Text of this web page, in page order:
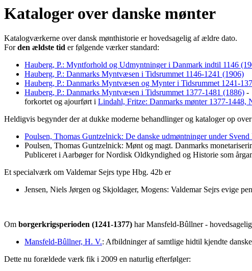
Kataloger over danske mønter
Katalogværkerne over dansk mønthistorie er hovedsagelig af ældre dato.
Forden ældste tid er følgende værker standard:
Hauberg, P.: Myntforhold og Udmyntninger i Danmark indtil 1146
Hauberg, P.: Danmarks Myntvæsen i Tidsrummet 1146-1241 (1906)
Hauberg, P.: Danmarks Myntvæsen og Mynter i Tidsrummet 1241-
Hauberg, P.: Danmarks Myntvæsen i Tidsrummet 1377-1481 (1886) -
forkortet og ajourført i Lindahl, Fritze: Danmarks mønter 1377-1448,
Heldigvis begynder der at dukke moderne behandlinger og kataloger op
Poulsen, Thomas Guntzelnick: De danske udmøntninger under
Poulsen, Thomas Guntzelnick: Mønt og magt. Danmarks
Publiceret i Aarbøger for Nordisk Oldkyndighed og Historie som
Et specialværk om Valdemar Sejrs type Hbg. 42b er
Jensen, Niels Jørgen og Skjoldager, Mogens: Valdemar Sejrs evige
Om borgerkrigsperioden (1241-1377) har Mansfeld-Bûllner -
Mansfeld-Bûllner, H. V.: Afbildninger af samtlige hidtil kjendte
Dette nu forældede værk fik i 2009 en naturlig efterfølger: